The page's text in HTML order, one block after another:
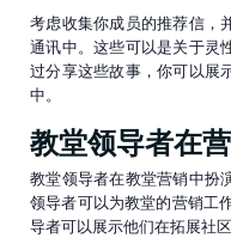
考虑收集你成员的推荐信，
通讯中。这些可以是关于灵
过分享这些故事，你可以展
中。
教堂领导者在
教堂领导者在教堂营销中扮
领导者可以为教堂的营销工
导者可以展示他们在拓展社